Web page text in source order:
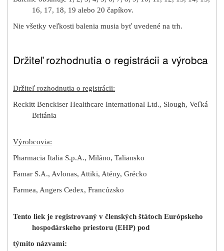
16, 17, 18, 19 alebo 20 čapíkov.
Nie všetky veľkosti balenia musia byť uvedené na trh.
Držiteľ rozhodnutia o registrácii a výrobca
Držiteľ rozhodnutia o registrácii:
Reckitt Benckiser Healthcare International Ltd., Slough, Veľká
Británia
Výrobcovia:
Pharmacia Italia S.p.A., Miláno, Taliansko
Famar S.A., Avlonas, Attiki, Atény, Grécko
Farmea, Angers Cedex, Francúzsko
Tento liek je registrovaný v členských štátoch Európskeho
hospodárskeho priestoru (EHP) pod
týmito názvami: